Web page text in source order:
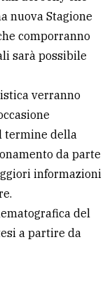
nuova Stagione
comporranno
sarà possibile
verranno
termine della
da parte
informazioni
del
a partire da